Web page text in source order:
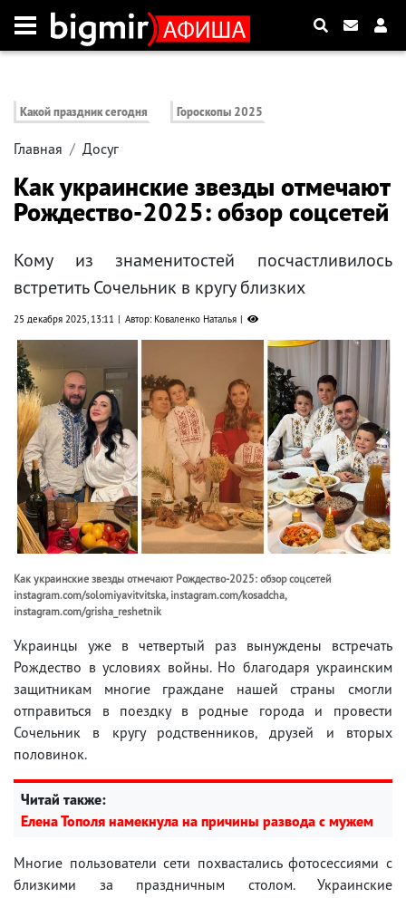
Какой праздник сегодня Гороскопы 2025
Главная Досуг
Как украинские звезды отмечают
Рождество-2025: обзор соцсетей
Кому из знаменитостей посчастливилось
встретить Сочельник в кругу близких
25 декабря 2025, 13:11 Автор: Коваленко Наталья
Как украинские звезды отмечают Рождество-2025: обзор соцсетей
instagram.com/solomiyavitvitska, instagram.com/kosadcha,
instagram.com/grisha_reshetnik
Украинцы уже в четвертый раз вынуждены встречать
Рождество в условиях войны. Но благодаря украинским
защитникам многие граждане нашей страны смогли
отправиться в поездку в родные города и провести
Сочельник в кругу родственников, друзей и вторых
половинок.
Читай также:
Елена Тополя намекнула на причины развода с мужем
Многие пользователи сети похвастались фотосессиями с
близкими за праздничным столом. Украинские